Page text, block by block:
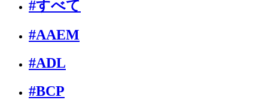
#すべて
#AAEM
#ADL
#BCP